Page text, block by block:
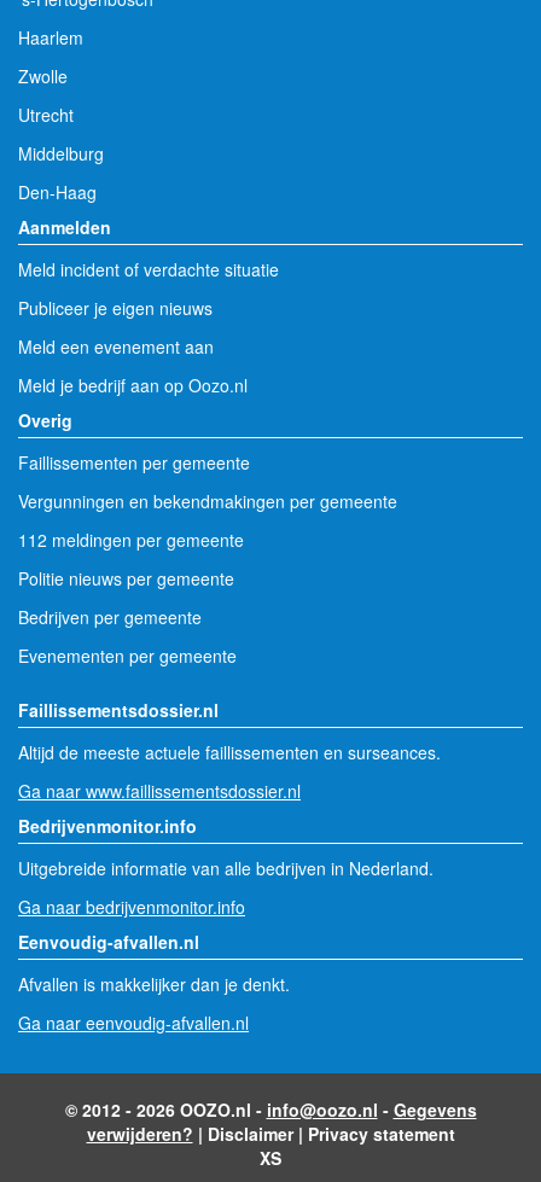
Haarlem
Zwolle
Utrecht
Middelburg
Den-Haag
Aanmelden
Meld incident of verdachte situatie
Publiceer je eigen nieuws
Meld een evenement aan
Meld je bedrijf aan op Oozo.nl
Overig
Faillissementen per gemeente
Vergunningen en bekendmakingen per gemeente
112 meldingen per gemeente
Politie nieuws per gemeente
Bedrijven per gemeente
Evenementen per gemeente
Faillissementsdossier.nl
Altijd de meeste actuele faillissementen en surseances.
Ga naar www.faillissementsdossier.nl
Bedrijvenmonitor.info
Uitgebreide informatie van alle bedrijven in Nederland.
Ga naar bedrijvenmonitor.info
Eenvoudig-afvallen.nl
Afvallen is makkelijker dan je denkt.
Ga naar eenvoudig-afvallen.nl
© 2012 - 2026 OOZO.nl - info@oozo.nl - Gegevens
verwijderen? | Disclaimer| Privacy statement
XS